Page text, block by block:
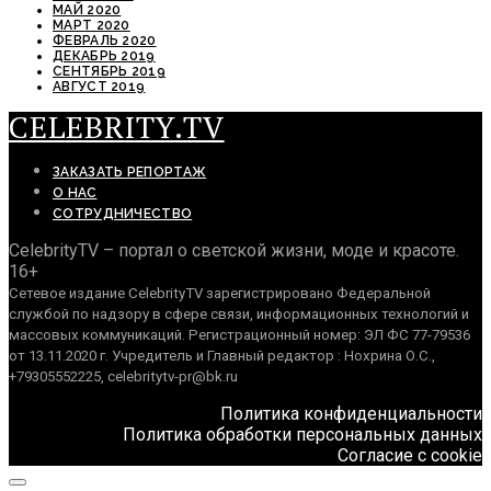
МАЙ 2020
МАРТ 2020
ФЕВРАЛЬ 2020
ДЕКАБРЬ 2019
СЕНТЯБРЬ 2019
АВГУСТ 2019
CELEBRITY.TV
ЗАКАЗАТЬ РЕПОРТАЖ
О НАС
СОТРУДНИЧЕСТВО
CelebrityTV – портал о светской жизни, моде и красоте.
16+
Сетевое издание CelebrityTV зарегистрировано Федеральной
службой по надзору в сфере связи, информационных технологий и
массовых коммуникаций. Регистрационный номер: ЭЛ ФС 77-79536
от 13.11.2020 г. Учредитель и Главный редактор : Нохрина О.С.,
+79305552225, celebritytv-pr@bk.ru
Политика конфиденциальности
Политика обработки персональных данных
Согласие с cookie